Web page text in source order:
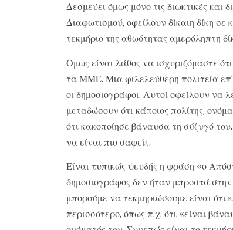
Δεσμεύει όμως μόνο τις διωκτικές και
Διαφωτισμού, οφείλουν δίκαιη δίκη σε
τεκμήριο της αθωότητας αμερόληπτη
Ομως είναι λάθος να ισχυριζόμαστε
τα ΜΜΕ. Μια φιλελεύθερη πολιτεία
οι δημοσιογράφοι. Αυτοί οφείλουν να
μεταδώσουν ότι κάποιος πολίτης,
ότι κακοποίησε βάναυσα τη σύζυγό
να είναι πιο σαφείς.
Είναι τυπικώς ψευδής η φράση «ο
δημοσιογράφος δεν ήταν μπροστά
μπορούμε να τεκμηριώσουμε είναι ότι
περισσότερο, όπως π.χ. ότι «είναι